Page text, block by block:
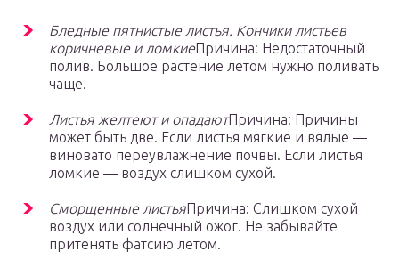
Бледные пятнистые листья. Кончики листьев
коричневые и ломкиеПричина: Недостаточный
полив. Большое растение летом нужно поливать
чаще.
Листья желтеют и опадаютПричина: Причины
может быть две. Если листья мягкие и вялые —
виновато переувлажнение почвы. Если листья
ломкие — воздух слишком сухой.
Сморщенные листьяПричина: Слишком сухой
воздух или солнечный ожог. Не забывайте
притенять фатсию летом.